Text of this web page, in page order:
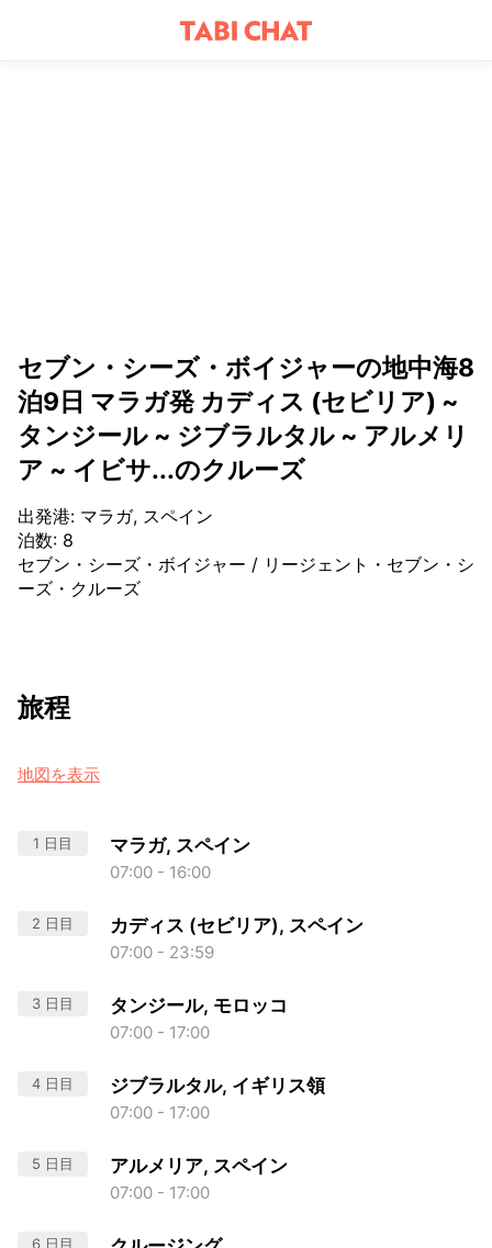
セブン・シーズ・ボイジャーの地中海8
泊9日 マラガ発 カディス (セビリア) ~
タンジール ~ ジブラルタル ~ アルメリ
ア ~ イビサ...のクルーズ
出発港: マラガ, スペイン
泊数: 8
セブン・シーズ・ボイジャー / リージェント・セブン・シ
ーズ・クルーズ
旅程
地図を表示
1 日目 マラガ, スペイン
07:00 - 16:00
2 日目 カディス (セビリア), スペイン
07:00 - 23:59
3 日目 タンジール, モロッコ
07:00 - 17:00
4 日目 ジブラルタル, イギリス領
07:00 - 17:00
5 日目 アルメリア, スペイン
07:00 - 17:00
6 日目